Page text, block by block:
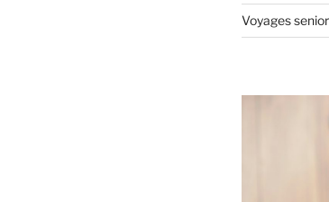
Voyages